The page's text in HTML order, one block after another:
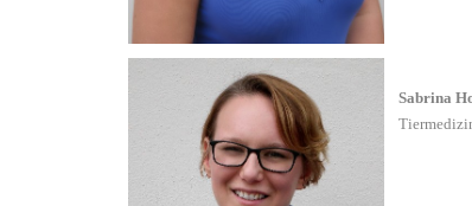
Sabrina